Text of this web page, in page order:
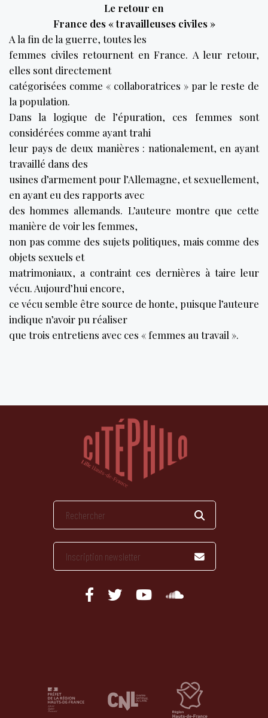
Le retour en
France des « travailleuses civiles »
A la fin de la guerre, toutes les
femmes civiles retournent en France. A leur retour,
elles sont directement
catégorisées comme « collaboratrices » par le reste de
la population.
Dans la logique de l’épuration, ces femmes sont
considérées comme ayant trahi
leur pays de deux manières : nationalement, en ayant
travaillé dans des
usines d’armement pour l’Allemagne, et sexuellement,
en ayant eu des rapports avec
des hommes allemands. L’auteure montre que cette
manière de voir les femmes,
non pas comme des sujets politiques, mais comme des
objets sexuels et
matrimoniaux, a contraint ces dernières à taire leur
vécu. Aujourd’hui encore,
ce vécu semble être source de honte, puisque l’auteure
indique n’avoir pu réaliser
que trois entretiens avec ces « femmes au travail ».